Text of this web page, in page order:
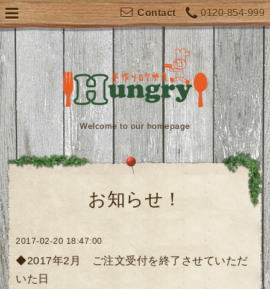
0120-854-999
Contact
Welcome to our homepage
お知らせ！
2017-02-20 18:47:00
◆2017年2月 ご注文受付を終了させていただ
いた日